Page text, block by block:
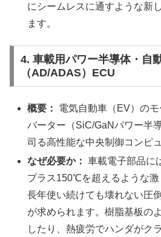
にシームレスに通すような新
ます。
4. 車載用パワー半導体・自
（AD/ADAS）ECU
概要：
電気自動車（EV）の
バーター（SiC/GaNパワー半
司る高性能な中央制御コンピ
なぜ必要か： 車載電子部品に
プラス150℃を超えるような激
長年使い続けても壊れない圧
が求められます。樹脂基板の
したり、熱疲労でハンダがク